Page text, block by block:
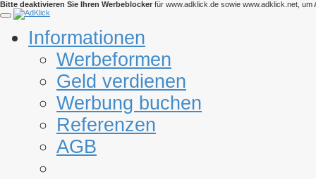
Bitte deaktivieren Sie Ihren Werbeblocker für www.adklick.de sowie www.adklick.net,
Informationen
Werbeformen
Geld verdienen
Werbung buchen
Referenzen
AGB